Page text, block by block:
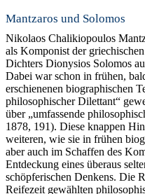
Mantzaros und Solomos
Nikolaos Chalikiopoulos
als Komponist der
Dichters Dionysios Solomos
Dabei war schon in frühen,
erschienenen biographischen
philosophischer Dilettant“
über „umfassende
1878, 191). Diese knappen
weiteren, wie sie in frühen
aber auch im Schaffen des
Entdeckung eines überaus
schöpferischen Denkens. Die
Reifezeit gewählten